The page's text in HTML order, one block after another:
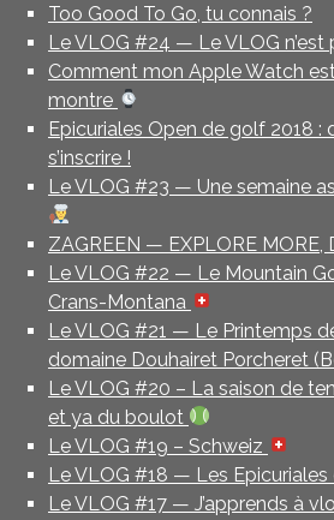
Too Good To Go, tu connais ?
Le VLOG #24 — Le VLOG n’est
Comment mon Apple Watch
montre
Epicuriales Open de golf 2018 :
s’inscrire !
Le VLOG #23 — Une semaine
ZAGREEN — EXPLORE MORE,
Le VLOG #22 — Le Mountain
Crans-Montana
Le VLOG #21 — Le Printemps
domaine Douhairet Porcheret
Le VLOG #20 – La saison de
et ya du boulot
Le VLOG #19 – Schweiz
Le VLOG #18 — Les
Le VLOG #17 — J’apprends à